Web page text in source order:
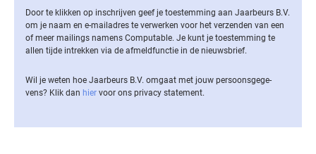
Door te klikken op inschrijven geef je toestemming aan Jaarbeurs B.V.
om je naam en e-mailadres te verwerken voor het verzenden van een
of meer mailings namens Computable. Je kunt je toestemming te
allen tijde intrekken via de af­meld­func­tie in de nieuwsbrief.
Wil je weten hoe Jaarbeurs B.V. omgaat met jouw per­soons­ge­ge­
vens? Klik dan hier voor ons privacy statement.